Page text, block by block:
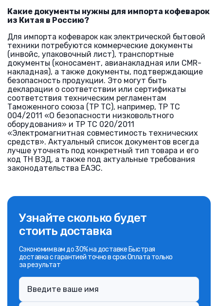
Какие документы нужны для импорта кофеварок
из Китая в Россию?
Для импорта кофеварок как электрической бытовой
техники потребуются коммерческие документы
(инвойс, упаковочный лист), транспортные
документы (коносамент, авианакладная или CMR-
накладная), а также документы, подтверждающие
безопасность продукции. Это могут быть
декларации о соответствии или сертификаты
соответствия техническим регламентам
Таможенного союза (ТР ТС), например, ТР ТС
004/2011 «О безопасности низковольтного
оборудования» и ТР ТС 020/2011
«Электромагнитная совместимость технических
средств». Актуальный список документов всегда
лучше уточнять под конкретный тип товара и его
код ТН ВЭД, а также под актуальные требования
законодательства ЕАЭС.
Узнайте сколько будет
стоить доставка
Сэкономим вам до 30% на доставке Быстрая
доставка с гарантией точно в срок Оплата только
за результат